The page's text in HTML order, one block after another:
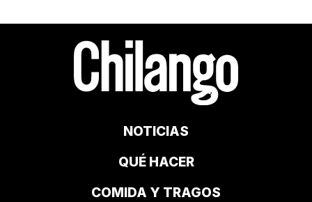
NOTICIAS
QUÉ HACER
COMIDA Y TRAGOS